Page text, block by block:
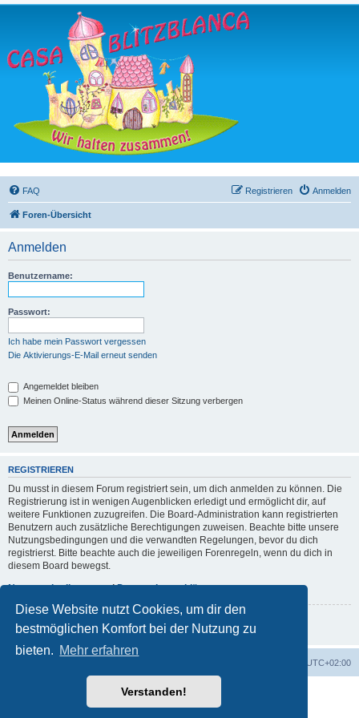
Diese Website nutzt Cookies, um dir den
bestmöglichen Komfort bei der Nutzung zu
bieten. Mehr erfahren
Verstanden!
FAQ Anmelden
Registrieren
Foren-Übersicht
Anmelden
Benutzername:
Passwort:
Ich habe mein Passwort vergessen
Die Aktivierungs-E-Mail erneut senden
Angemeldet bleiben
Meinen Online-Status während dieser Sitzung verbergen
REGISTRIEREN
Du musst in diesem Forum registriert sein, um dich anmelden zu können. Die
Registrierung ist in wenigen Augenblicken erledigt und ermöglicht dir, auf
weitere Funktionen zuzugreifen. Die Board-Administration kann registrierten
Benutzern auch zusätzliche Berechtigungen zuweisen. Beachte bitte unsere
Nutzungsbedingungen und die verwandten Regelungen, bevor du dich
registrierst. Bitte beachte auch die jeweiligen Forenregeln, wenn du dich in
diesem Board bewegst.
Nutzungsbedingungen|Datenschutzerklärung
Registrieren
UTC+02:00
Powered byphpBB® Forum Software © phpBB Limited
phpBB.de